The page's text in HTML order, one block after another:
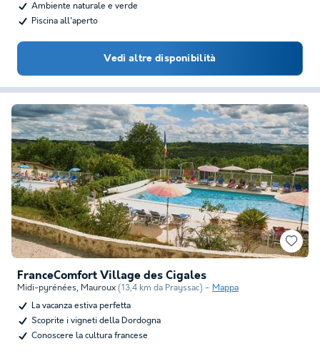
Ambiente naturale e verde
Piscina all'aperto
Vedi altre disponibilità
FranceComfort Village des Cigales
Midi-pyrénées, Mauroux (13,4 km da Prayssac)
Mappa
La vacanza estiva perfetta
Scoprite i vigneti della Dordogna
Conoscere la cultura francese